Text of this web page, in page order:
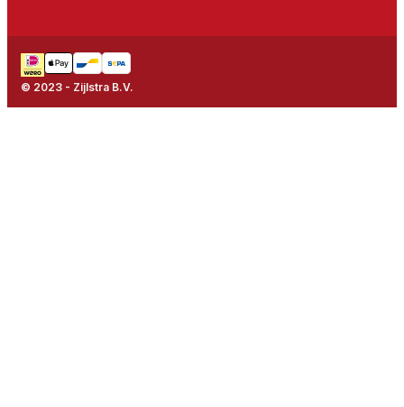
© 2023 - Zijlstra B.V.